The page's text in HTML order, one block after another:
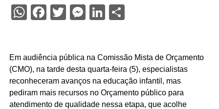
WhatsApp
Facebook
Twitter
Messenger
LinkedIn
Share
Em audiência pública na Comissão Mista de Orçamento
(CMO), na tarde desta quarta-feira (5), especialistas
reconheceram avanços na educação infantil, mas
pediram mais recursos no Orçamento público para
atendimento de qualidade nessa etapa, que acolhe